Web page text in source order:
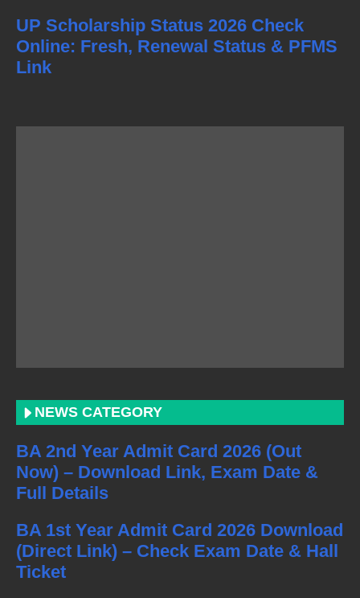
UP Scholarship Status 2026 Check
Online: Fresh, Renewal Status & PFMS
Link
NEWS CATEGORY
BA 2nd Year Admit Card 2026 (Out
Now) – Download Link, Exam Date &
Full Details
BA 1st Year Admit Card 2026 Download
(Direct Link) – Check Exam Date & Hall
Ticket